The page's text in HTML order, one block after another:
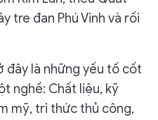
tre đan Phú Vinh và rối
đây là những yếu tố cốt
nghề: Chất liệu, kỹ
mỹ, tri thức thủ công,